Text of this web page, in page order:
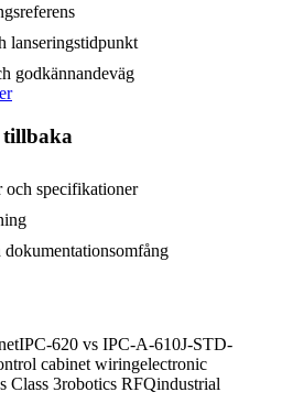
lanseringstidpunkt
godkännandeväg
tillbaka
och specifikationer
dokumentationsomfång
IPC-620 vs IPC-A-610J-STD-
cabinet wiringelectronic
Class 3robotics RFQindustrial